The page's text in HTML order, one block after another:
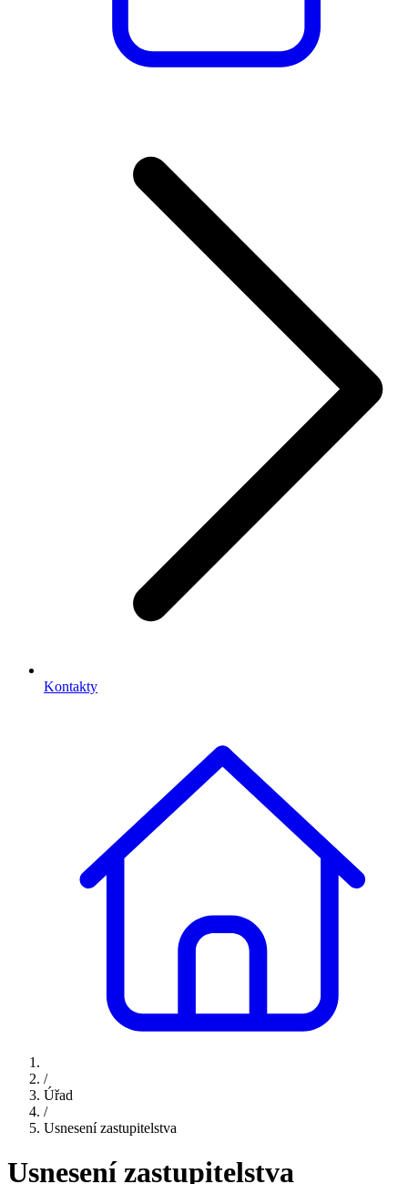
Kontakty
/
Úřad
/
Usnesení zastupitelstva
Usnesení zastupitelstva